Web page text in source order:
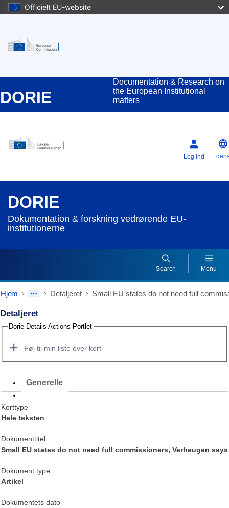
Officielt EU-website
DORIE
Documentation & Research on
the European Institutional
matters
Log ind
DORIE
Dokumentation & forskning vedrørende EU-
institutionerne
Search Menu
Hjem Detaljeret
Detaljeret
Dorie Details Actions Portlet
Føj til min liste over kort
Generelle
Korttype
Hele teksten
Dokumenttitel
Small EU states do not need full commissioners, Verheugen says
Dokument type
Artikel
Dokumentets dato